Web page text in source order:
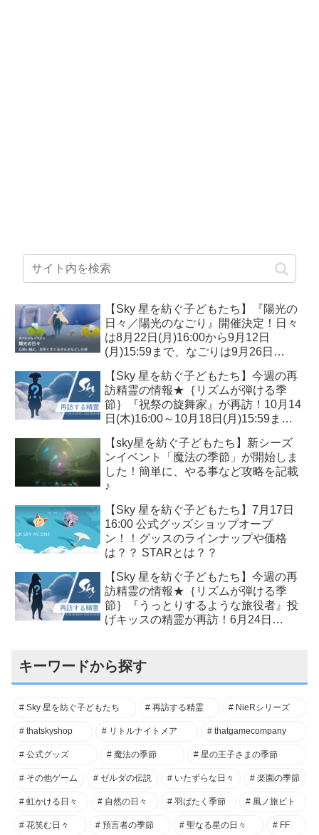
【Sky 星を紡ぐ子どもたち】『陽光の
日々／陽光のなごり』開催決定！日々
は8月22日(月)16:00から9月12日
(月)15:59まで、なごりは9月26日
で！
【Sky 星を紡ぐ子どもたち】今週の再
訪精霊の情報★｛リズムが弾ける季
節｝『祝祭の旋舞家』が再訪！10月14
日(木)16:00～10月18日(月)15:59ま
【sky星を紡ぐ子どもたち】新シーズ
ンイベント「魔法の季節」が開始しま
した！簡単に、やる事など攻略を記載
♪
【Sky 星を紡ぐ子どもたち】7月17日
16:00 公式グッズショップオープ
ン！！グッスのラインナップや価格
は？？ STARとは？？
【Sky 星を紡ぐ子どもたち】今週の再
訪精霊の情報★｛リズムが弾ける季
節｝『うっとりするような旅役者』投
げキッスの精霊が再訪！6月24日
キーワードから探す
Sky 星を紡ぐ子どもたち 再訪する精霊 NieRシリーズ
thatskyshop リトルナイトメア thatgamecompany
公式グッズ 魔法の季節 星の王子さまの季節
その他ゲーム ゼルダの伝説 いたずらな日々 楽園の季節
虹かける日々 自然の日々 羽ばたく季節 風ノ旅ビト
花笑む日々 預言者の季節 聖なる星の日々 FF